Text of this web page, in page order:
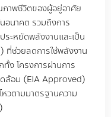
ภาพชีวิตของผู้อยู่อาศัย
อนาคต รวมถึงการ
ระหยัดพลังงานและเป็น
ที่ช่วยลดการใช้พลังงาน
ง โครงการผ่านการ
ล้อม (EIA Approved)
วตามมาตรฐานความ